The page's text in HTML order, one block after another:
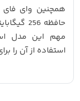
همچنین وای فای
حافظه
مهم این مدل
استفاده از آن را